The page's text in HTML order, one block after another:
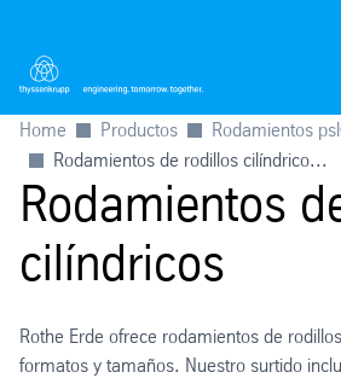
Home Productos
Rodamientos
Rodamientos de rodillos cilíndrico...
Rodamientos
cilíndricos
Rothe Erde ofrece rodamientos de
formatos y tamaños. Nuestro surtido